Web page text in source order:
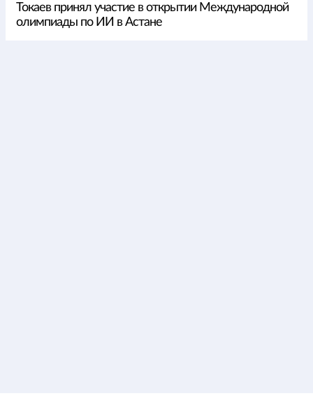
Токаев принял участие в открытии Международной
олимпиады по ИИ в Астане